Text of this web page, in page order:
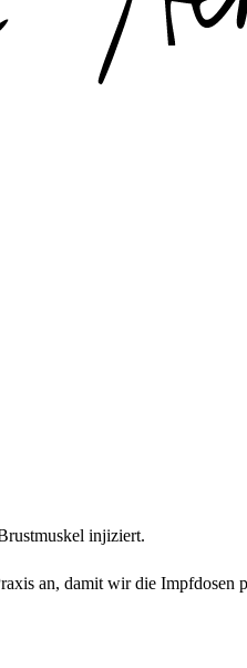
injiziert.
an, damit wir die Impfdosen